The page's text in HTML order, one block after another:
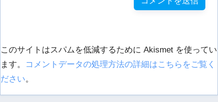
このサイトはスパムを低減するために Akismet を使ってい
ます。
コメントデータの処理方法の詳細はこちらをご覧く
ださい。